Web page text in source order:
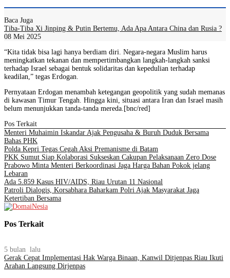
Baca Juga
Tiba-Tiba Xi Jinping & Putin Bertemu, Ada Apa Antara China dan Rusia ?
08 Mei 2025
“Kita tidak bisa lagi hanya berdiam diri. Negara-negara Muslim harus
meningkatkan tekanan dan mempertimbangkan langkah-langkah sanksi
terhadap Israel sebagai bentuk solidaritas dan kepedulian terhadap
keadilan,” tegas Erdogan.
Pernyataan Erdogan menambah ketegangan geopolitik yang sudah memanas
di kawasan Timur Tengah. Hingga kini, situasi antara Iran dan Israel masih
belum menunjukkan tanda-tanda mereda.[bnc/red]
Pos Terkait
Menteri Muhaimin Iskandar Ajak Pengusaha & Buruh Duduk Bersama
Bahas PHK
Polda Kepri Tegas Cegah Aksi Premanisme di Batam
PKK Sumut Siap Kolaborasi Sukseskan Cakupan Pelaksanaan Zero Dose
Prabowo Minta Menteri Berkoordinasi Jaga Harga Bahan Pokok jelang
Lebaran
Ada 5.859 Kasus HIV/AIDS, Riau Urutan 11 Nasional
Patroli Dialogis, Korsabhara Baharkam Polri Ajak Masyarakat Jaga
Ketertiban Bersama
Pos Terkait
5 bulan lalu
Gerak Cepat Implementasi Hak Warga Binaan, Kanwil Ditjenpas Riau Ikuti
Arahan Langsung Dirjenpas